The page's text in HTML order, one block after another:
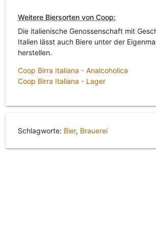
Weitere Biersorten von Coop:
Die italienische Genossenschaft mit
Italien lässt auch Biere unter der
herstellen.
Coop Birra Italiana - Analcoholica
Coop Birra Italiana - Lager
Schlagworte: Bier, Brauerei